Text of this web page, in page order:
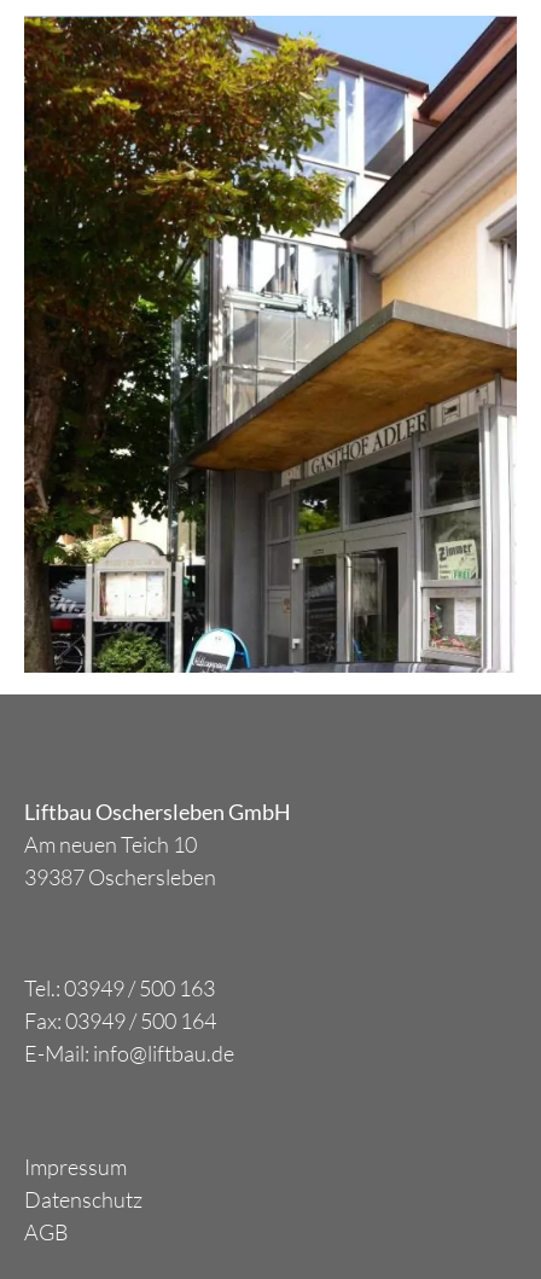
Liftbau Oschersleben GmbH
Am neuen Teich 10
39387 Oschersleben
Tel.: 03949 / 500 163
Fax: 03949 / 500 164
E-Mail: info@liftbau.de
Impressum
Datenschutz
AGB